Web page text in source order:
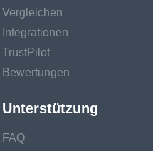
Vergleichen
Integrationen
TrustPilot
Bewertungen
Unterstützung
FAQ